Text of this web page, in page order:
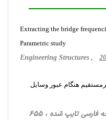
Extracting the bridge
Parametric study
Engineering Structures ,
هنگام عبور وسایل
، مهندسی عمران ـ عمران، 32 صفحه فارسی تایپ شده ، 655